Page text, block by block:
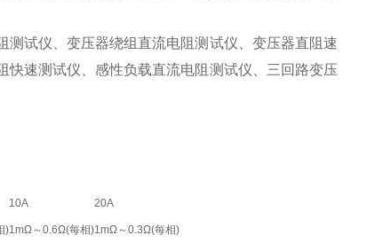
试仪、变压器绕组直流电阻测试仪、变压器直阻速
速测试仪、感性负载直流电阻测试仪、三回路变压
10A 20A
)1mΩ～0.6Ω(每相)1mΩ～0.3Ω(每相)